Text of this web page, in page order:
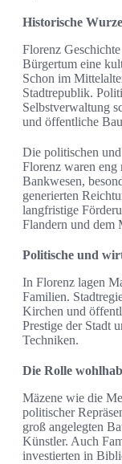
Historische
Florenz
Bürgertum eine
Schon im
Stadtrepublik.
Selbstverwaltung
und öffentliche
Die politischen
Florenz waren
Bankwesen,
generierten
langfristige
Flandern und dem
Politische und
In Florenz lagen
Familien.
Kirchen und
Prestige der Stadt
Techniken.
Die Rolle
Mäzene wie die
politischer
groß angelegten
Künstler. Auch
investierten in